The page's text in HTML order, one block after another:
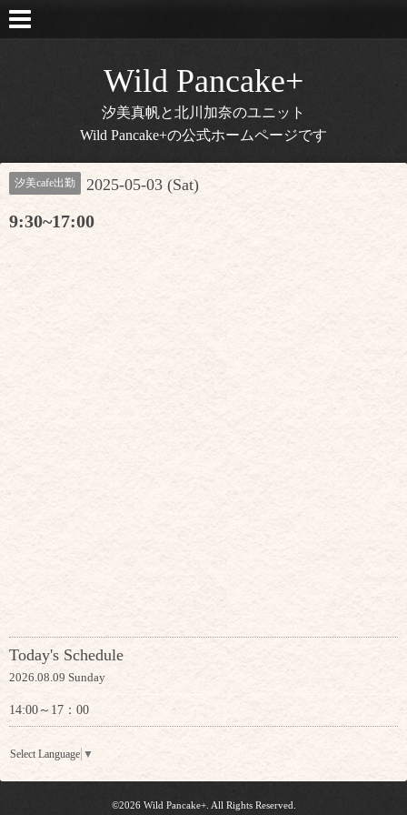
Wild Pancake+
汐美真帆と北川加奈のユニット
Wild Pancake+の公式ホームページです
汐美cafe出勤 2025-05-03 (Sat)
9:30~17:00
Today's Schedule
2026.08.09 Sunday
14:00～17：00
Select Language ▼
©2026 Wild Pancake+. All Rights Reserved.